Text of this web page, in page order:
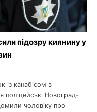
підозру киянину у
із канабісом в
поліцейські Новоград-
чоловіку про